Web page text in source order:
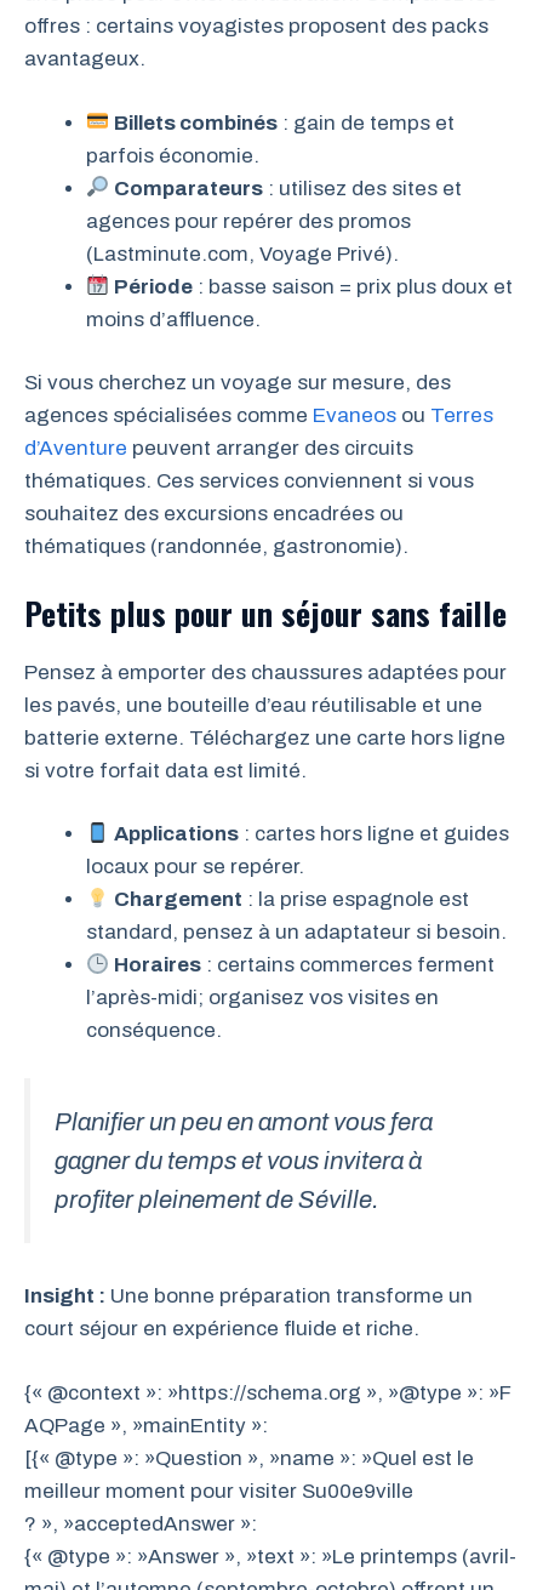
offres : certains voyagistes proposent des packs
avantageux.
Billets combinés : gain de temps et
parfois économie.
Comparateurs : utilisez des sites et
agences pour repérer des promos
(Lastminute.com, Voyage Privé).
Période : basse saison = prix plus doux et
moins d’affluence.
Si vous cherchez un voyage sur mesure, des
agences spécialisées comme Evaneos ou Terres
d’Aventure peuvent arranger des circuits
thématiques. Ces services conviennent si vous
souhaitez des excursions encadrées ou
thématiques (randonnée, gastronomie).
Petits plus pour un séjour sans faille
Pensez à emporter des chaussures adaptées pour
les pavés, une bouteille d’eau réutilisable et une
batterie externe. Téléchargez une carte hors ligne
si votre forfait data est limité.
Applications : cartes hors ligne et guides
locaux pour se repérer.
Chargement : la prise espagnole est
standard, pensez à un adaptateur si besoin.
Horaires : certains commerces ferment
l’après-midi; organisez vos visites en
conséquence.
Planifier un peu en amont vous fera
gagner du temps et vous invitera à
profiter pleinement de Séville.
Insight : Une bonne préparation transforme un
court séjour en expérience fluide et riche.
{« @context »: »https://schema.org », »@type »: »F
AQPage », »mainEntity »:
[{« @type »: »Question », »name »: »Quel est le
meilleur moment pour visiter Su00e9ville
? », »acceptedAnswer »:
{« @type »: »Answer », »text »: »Le printemps (avril-